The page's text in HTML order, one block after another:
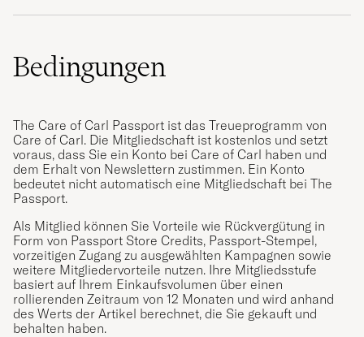
Bedingungen
The Care of Carl Passport ist das Treueprogramm von
Care of Carl. Die Mitgliedschaft ist kostenlos und setzt
voraus, dass Sie ein Konto bei Care of Carl haben und
dem Erhalt von Newslettern zustimmen. Ein Konto
bedeutet nicht automatisch eine Mitgliedschaft bei The
Passport.
Als Mitglied können Sie Vorteile wie Rückvergütung in
Form von Passport Store Credits, Passport-Stempel,
vorzeitigen Zugang zu ausgewählten Kampagnen sowie
weitere Mitgliedervorteile nutzen. Ihre Mitgliedsstufe
basiert auf Ihrem Einkaufsvolumen über einen
rollierenden Zeitraum von 12 Monaten und wird anhand
des Werts der Artikel berechnet, die Sie gekauft und
behalten haben.